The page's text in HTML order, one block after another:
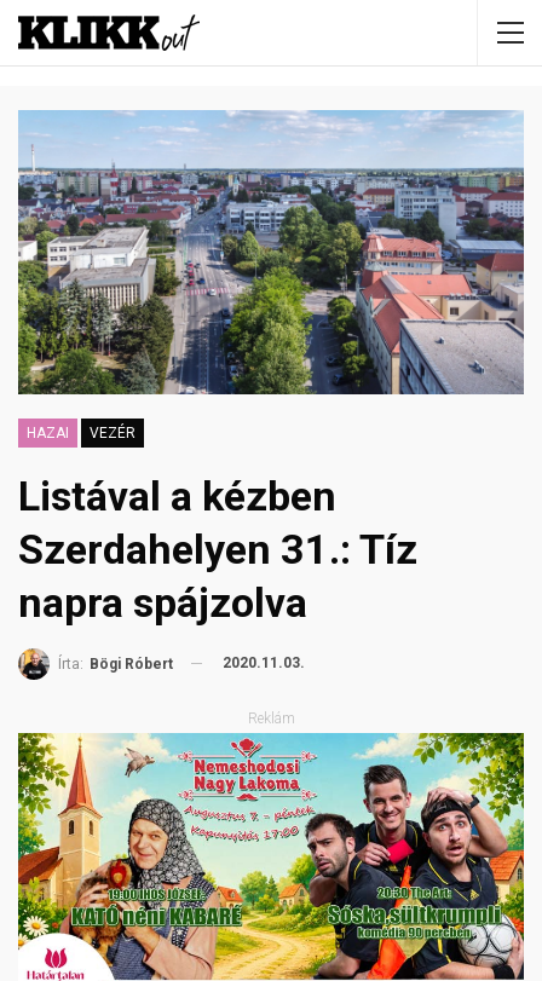
HAZAI VEZÉR
Listával a kézben
Szerdahelyen 31.: Tíz
napra spájzolva
Írta: Bögi Róbert 2020.11.03.
Reklám